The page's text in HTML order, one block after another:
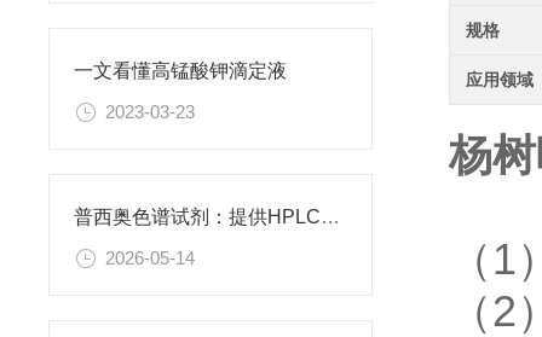
一文看懂高锰酸钾滴定液
2023-03-23
普西奥色谱试剂：提供HPLC级、LC-MS级等多种规格色谱试剂
2026-05-14
规格
应用领域
杨
（
（